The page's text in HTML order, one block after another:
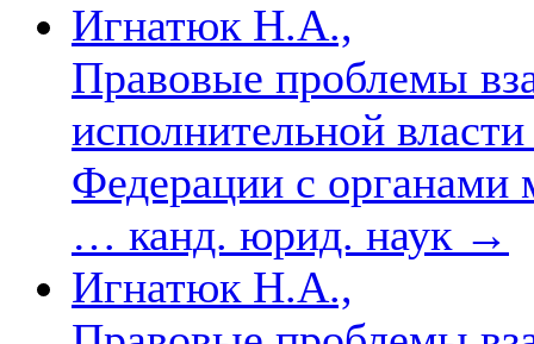
Игнатюк Н.А.,
Правовые проблемы
исполнительной
Федерации с органами
… канд. юрид. наук →
Игнатюк Н.А.,